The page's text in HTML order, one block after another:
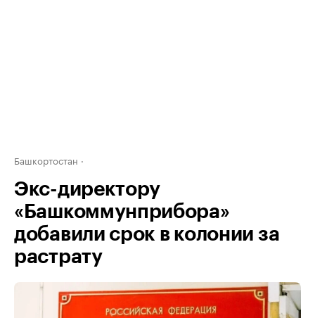
Башкортостан
Экс-директору
«Башкоммунприбора»
добавили срок в колонии за
растрату